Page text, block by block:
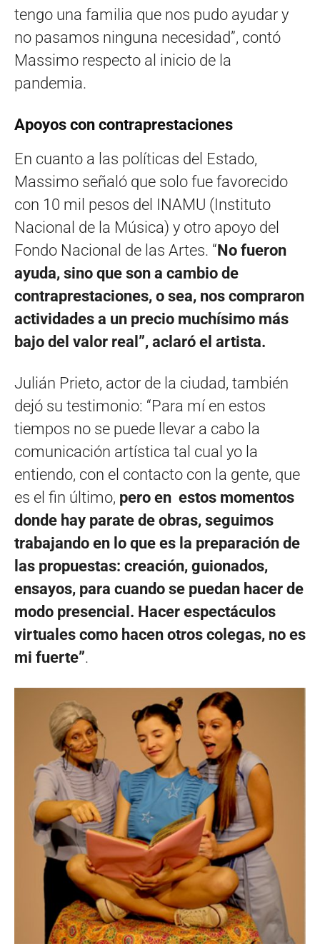
tengo una familia que nos pudo ayudar y
no pasamos ninguna necesidad”, contó
Massimo respecto al inicio de la
pandemia.
Apoyos con contraprestaciones
En cuanto a las políticas del Estado,
Massimo señaló que solo fue favorecido
con 10 mil pesos del INAMU (Instituto
Nacional de la Música) y otro apoyo del
Fondo Nacional de las Artes. “No fueron
ayuda, sino que son a cambio de
contraprestaciones, o sea, nos compraron
actividades a un precio muchísimo más
bajo del valor real”, aclaró el artista.
Julián Prieto, actor de la ciudad, también
dejó su testimonio: “Para mí en estos
tiempos no se puede llevar a cabo la
comunicación artística tal cual yo la
entiendo, con el contacto con la gente, que
es el fin último, pero en estos momentos
donde hay parate de obras, seguimos
trabajando en lo que es la preparación de
las propuestas: creación, guionados,
ensayos, para cuando se puedan hacer de
modo presencial. Hacer espectáculos
virtuales como hacen otros colegas, no es
mi fuerte”.